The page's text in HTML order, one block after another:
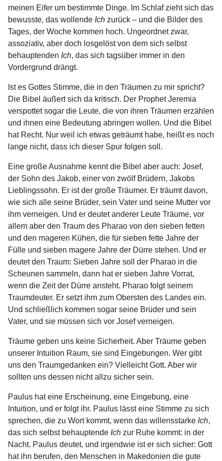
meinen Eifer um bestimmte Dinge. Im Schlaf zieht sich das
bewusste, das wollende Ich zurück – und die Bilder des
Tages, der Woche kommen hoch. Ungeordnet zwar,
assoziativ, aber doch losgelöst von dem sich selbst
behauptenden Ich, das sich tagsüber immer in den
Vordergrund drängt.
Ist es Gottes Stimme, die in den Träumen zu mir spricht?
Die Bibel äußert sich da kritisch. Der Prophet Jeremia
verspottet sogar die Leute, die von ihren Träumen erzählen
und ihnen eine Bedeutung abringen wollen. Und die Bibel
hat Recht. Nur weil ich etwas geträumt habe, heißt es noch
lange nicht, dass ich dieser Spur folgen soll.
Eine große Ausnahme kennt die Bibel aber auch: Josef,
der Sohn des Jakob, einer von zwölf Brüdern, Jakobs
Lieblingssohn. Er ist der große Träumer. Er träumt davon,
wie sich alle seine Brüder, sein Vater und seine Mutter vor
ihm verneigen. Und er deutet anderer Leute Träume, vor
allem aber den Traum des Pharao von den sieben fetten
und den mageren Kühen, die für sieben fette Jahre der
Fülle und sieben magere Jahre der Dürre stehen. Und er
deutet den Traum: Sieben Jahre soll der Pharao in die
Scheunen sammeln, dann hat er sieben Jahre Vorrat,
wenn die Zeit der Dürre ansteht. Pharao folgt seinem
Traumdeuter. Er setzt ihm zum Obersten des Landes ein.
Und schließlich kommen sogar seine Brüder und sein
Vater, und sie müssen sich vor Josef verneigen.
Träume geben uns keine Sicherheit. Aber Träume geben
unserer Intuition Raum, sie sind Eingebungen. Wer gibt
uns den Traumgedanken ein? Vielleicht Gott. Aber wir
sollten uns dessen nicht allzu sicher sein.
Paulus hat eine Erscheinung, eine Eingebung, eine
Intuition, und er folgt ihr. Paulus lässt eine Stimme zu sich
sprechen, die zu Wort kommt, wenn das willensstarke Ich,
das sich selbst behauptende Ich zur Ruhe kommt: in der
Nacht. Paulus deutet, und irgendwie ist er sich sicher: Gott
hat ihn berufen, den Menschen in Makedonien die gute